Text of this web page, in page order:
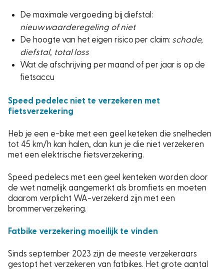
De maximale vergoeding bij diefstal:
nieuwwaarderegeling of niet
De hoogte van het eigen risico per claim: schade,
diefstal, total loss
Wat de afschrijving per maand of per jaar is op de
fietsaccu
Speed pedelec niet te verzekeren met
fietsverzekering
Heb je een e-bike met een geel keteken die snelheden
tot 45 km/h kan halen, dan kun je die niet verzekeren
met een elektrische fietsverzekering.
Speed pedelecs met een geel kenteken worden door
de wet namelijk aangemerkt als bromfiets en moeten
daarom verplicht WA-verzekerd zijn met een
brommerverzekering.
Fatbike verzekering moeilijk te vinden
Sinds september 2023 zijn de meeste verzekeraars
gestopt het verzekeren van fatbikes. Het grote aantal